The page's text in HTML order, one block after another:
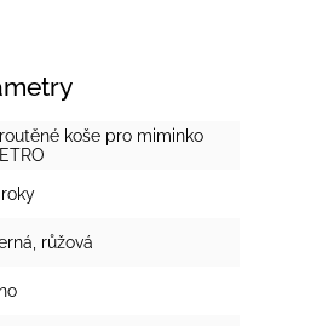
koše pro miminko
růžová